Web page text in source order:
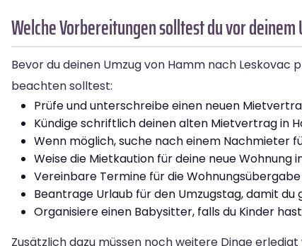
Welche Vorbereitungen solltest du vor
Bevor du deinen Umzug von Hamm nach
beachten solltest:
Prüfe und unterschreibe einen neuen
Kündige schriftlich deinen alten Mietvertrag in
Wenn möglich, suche nach einem Nachmieter
Weise die Mietkaution für deine neue Wohnung
Vereinbare Termine für die
Beantrage Urlaub für den Umzugstag, damit du
Organisiere einen Babysitter, falls du Kinder
Zusätzlich dazu müssen noch weitere Dinge erledigt